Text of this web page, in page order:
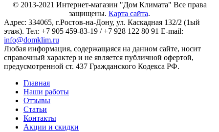
© 2013-2021 Интернет-магазин "Дом Климата" Все права
защищены. Карта сайта.
Адрес: 334065, г.Ростов-на-Дону, ул. Каскадная 132/2 (1ый
этаж). Тел: +7 905 459-83-19 / +7 928 122 80 91 E-mail:
info@domklim.ru
Любая информация, содержащаяся на данном сайте, носит
справочный характер и не является публичной офертой,
предусмотренной ст. 437 Гражданского Кодекса РФ.
Главная
Наши работы
Отзывы
Статьи
Контакты
Акции и скидки